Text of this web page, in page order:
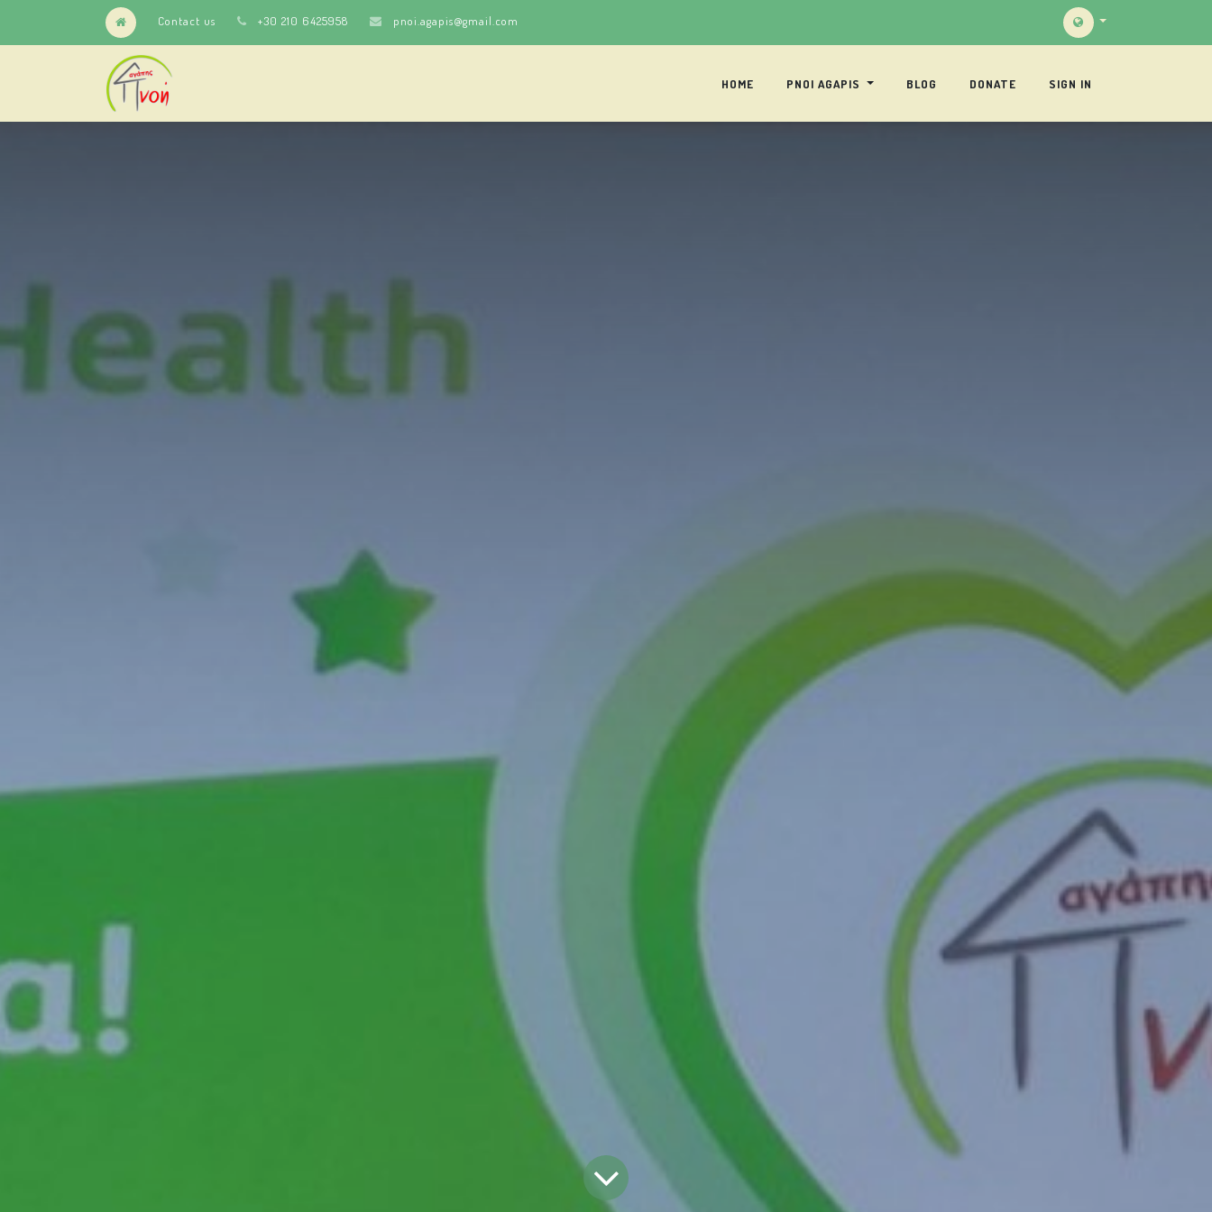
Contact us +30 210 6425958 pnoi.agapis@gmail.com
HOME PNOI AGAPIS BLOG DONATE SIGN IN